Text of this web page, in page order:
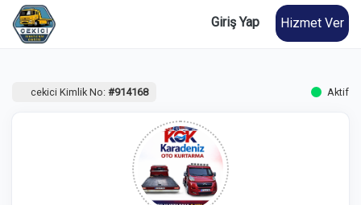
Giriş Yap Hizmet Ver
cekici Kimlik No: #914168 Aktif